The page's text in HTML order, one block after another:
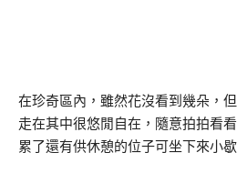
在珍奇區內，雖然花沒看到幾朵，
走在其中很悠閒自在，隨意拍拍看看
累了還有供休憩的位子可坐下來小